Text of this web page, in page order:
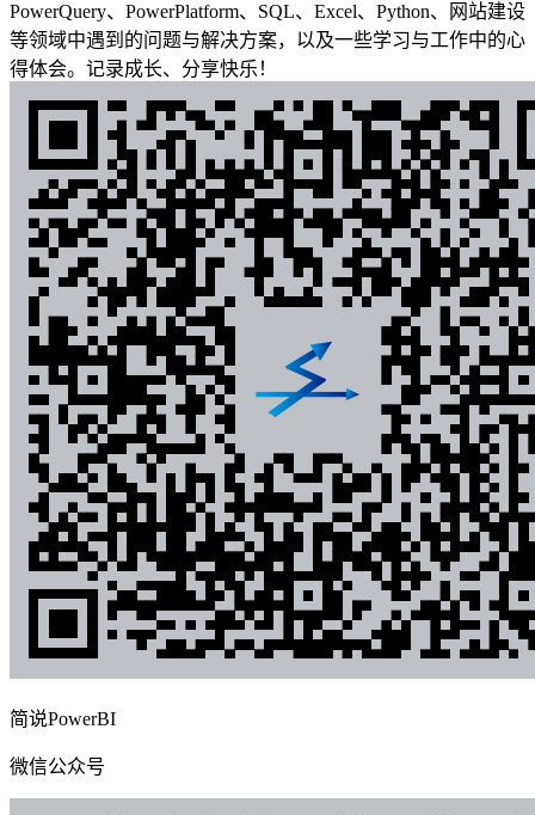
PowerQuery、PowerPlatform、SQL、Excel、Python、网站建设
等领域中遇到的问题与解决方案，以及一些学习与工作中的心
得体会。记录成长、分享快乐！
简说PowerBI
微信公众号